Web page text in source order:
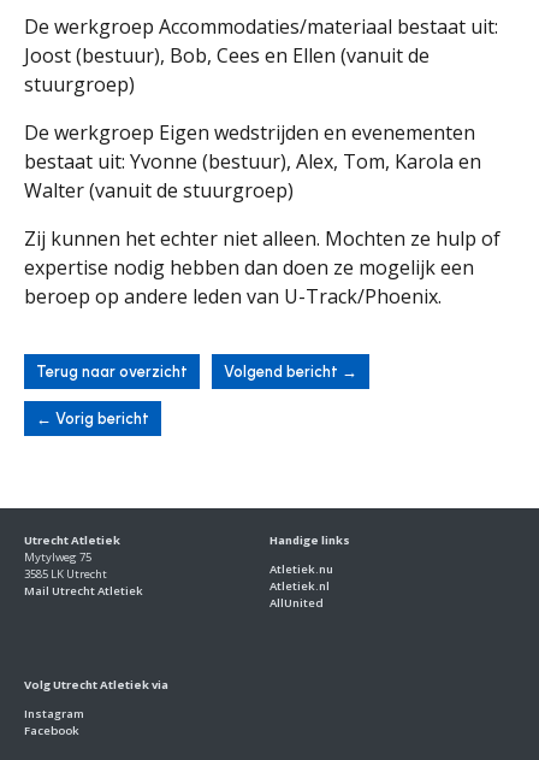
De werkgroep Accommodaties/materiaal bestaat uit:
Joost (bestuur), Bob, Cees en Ellen (vanuit de
stuurgroep)
De werkgroep Eigen wedstrijden en evenementen
bestaat uit: Yvonne (bestuur), Alex, Tom, Karola en
Walter (vanuit de stuurgroep)
Zij kunnen het echter niet alleen. Mochten ze hulp of
expertise nodig hebben dan doen ze mogelijk een
beroep op andere leden van U-Track/Phoenix.
Terug naar overzicht Volgend bericht →
← Vorig bericht
Utrecht Atletiek
Mytylweg 75
3585 LK Utrecht
Mail Utrecht Atletiek
Handige links
Atletiek.nu
Atletiek.nl
AllUnited
Volg Utrecht Atletiek via
Instagram
Facebook